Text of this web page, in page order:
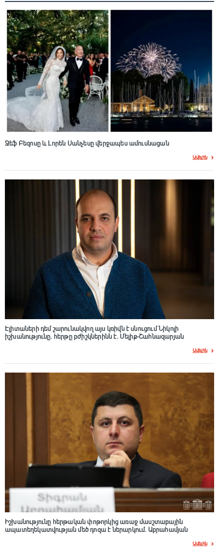
Ջեֆ Բեզոսը և Լորեն Սանչեսը վերջապես ամուսնացան
Ավելին
Էլիտաների դեմ շարունակվող այս կռիվն է սնուցում Նիկոլի
իշխանությունը. հերթը բժիշկներինն է. Մելիք-Շահնազարյան
Ավելին
Իշխանությունը հերթական փոթորկից առաջ մասշտաբային
ապատեղեկատվության մեծ դnզա է ներարկում․ Աբրահամյան
Ավելին